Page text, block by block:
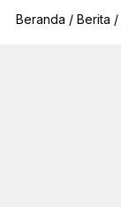
Beranda / Berita /